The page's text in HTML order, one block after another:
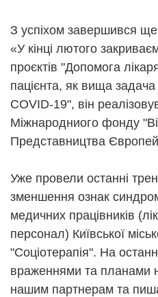
З успіхом завершився
«У кінці лютого
проєктів "Допомога
пацієнта, як вища задача
COVID-19", він
Міжнародниого фонду
Представництва
Уже провели останні
зменшення ознак
медичних працівників
персонал) Київської
"Соціотерапія". На
враженнями та планами
нашим партнерам та